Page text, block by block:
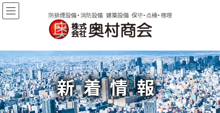
コ
ン
へ
ス
キ
ッ
プ
ナ
ビ
ョ
ン
に
移
動
新着情報